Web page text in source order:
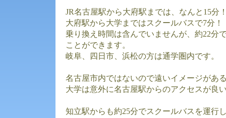
JR名古屋駅から大府駅までは、なんと15分
大府駅から大学まではスクールバスで7分！
乗り換え時間は含んでいませんが、約22分
ことができます。
岐阜、四日市、浜松の方は通学圏内です。
名古屋市内ではないので遠いイメージがあ
大学は意外に名古屋駅からのアクセスが良
知立駅からも約25分でスクールバスを運行